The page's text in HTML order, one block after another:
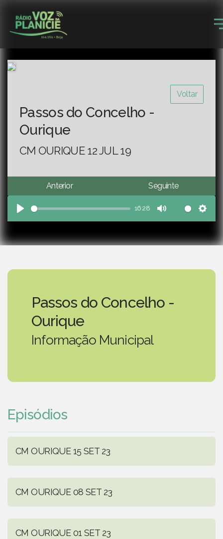
Voltar
Passos do Concelho -
Ourique
CM OURIQUE 12 JUL 19
Anterior Seguinte
Play
16:28
Mute
Passos do Concelho -
Ourique
Informação Municipal
Episódios
CM OURIQUE 15 SET 23
CM OURIQUE 08 SET 23
CM OURIQUE 01 SET 23